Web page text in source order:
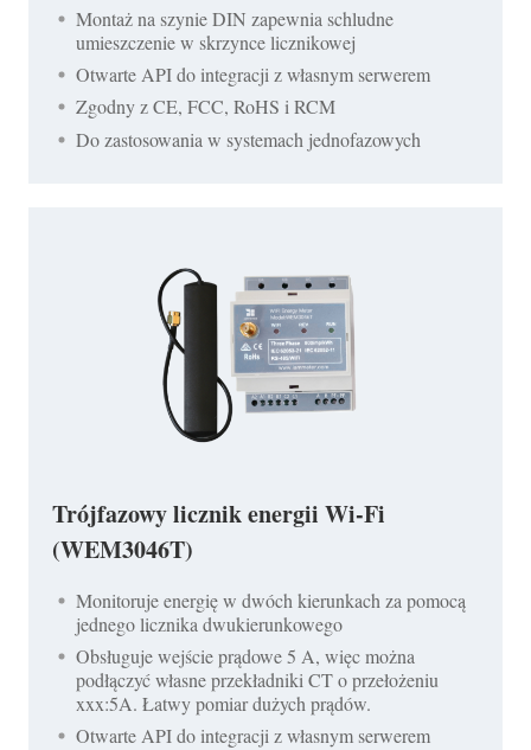
Montaż na szynie DIN zapewnia schludne
umieszczenie w skrzynce licznikowej
Otwarte API do integracji z własnym serwerem
Zgodny z CE, FCC, RoHS i RCM
Do zastosowania w systemach jednofazowych
Trójfazowy licznik energii Wi-Fi
(WEM3046T)
Monitoruje energię w dwóch kierunkach za pomocą
jednego licznika dwukierunkowego
Obsługuje wejście prądowe 5 A, więc można
podłączyć własne przekładniki CT o przełożeniu
xxx:5A. Łatwy pomiar dużych prądów.
Otwarte API do integracji z własnym serwerem